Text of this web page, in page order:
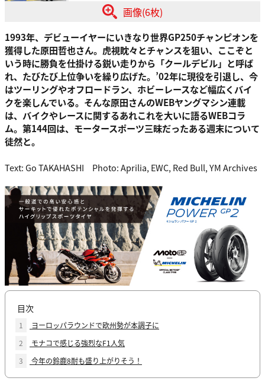
画像(6枚)
1993年、デビューイヤーにいきなり世界GP250チャンピオンを
獲得した原田哲也さん。虎視眈々とチャンスを狙い、ここぞと
いう時に勝負を仕掛ける鋭い走りから「クールデビル」と呼ば
れ、たびたび上位争いを繰り広げた。’02年に現役を引退し、今
はツーリングやオフロードラン、ホビーレースなど幅広くバイ
クを楽しんでいる。そんな原田さんのWEBヤングマシン連載
は、バイクやレースに関するあれこれを大いに語るWEBコラ
ム。第144回は、モータースポーツ三昧だったある週末について
徒然と。
Text: Go TAKAHASHI Photo: Aprilia, EWC, Red Bull, YM Archives
目次
1
ヨーロッパラウンドで欧州勢が本調子に
2
モナコで感じる強烈なF1人気
3
今年の鈴鹿8耐も盛り上がりそう！